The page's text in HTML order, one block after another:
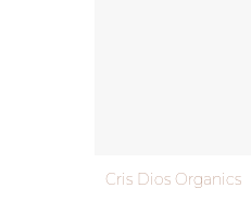
Cris Dios Organics